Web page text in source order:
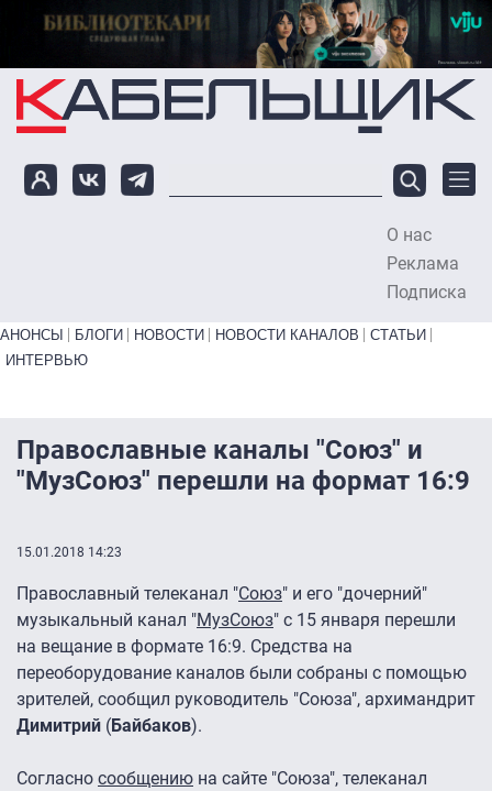
Перейти к основному содержанию
О нас
Реклама
Подписка
Primary links bottom
АНОНСЫ БЛОГИ НОВОСТИ НОВОСТИ КАНАЛОВ
СТАТЬИ
ИНТЕРВЬЮ
Православные каналы "Союз" и
"МузСоюз" перешли на формат 16:9
15.01.2018 14:23
Православный телеканал "Союз" и его "дочерний"
музыкальный канал "МузСоюз" с 15 января перешли
на вещание в формате 16:9. Средства на
переоборудование каналов были собраны с помощью
зрителей, сообщил руководитель "Союза", архимандрит
Димитрий (Байбаков).
Согласно сообщению на сайте "Союза", телеканал